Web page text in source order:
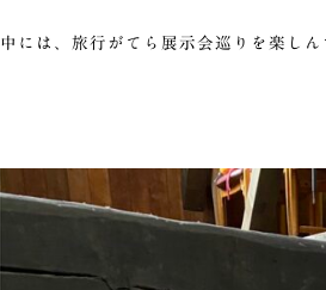
中には、旅行がてら展示会巡りを楽し